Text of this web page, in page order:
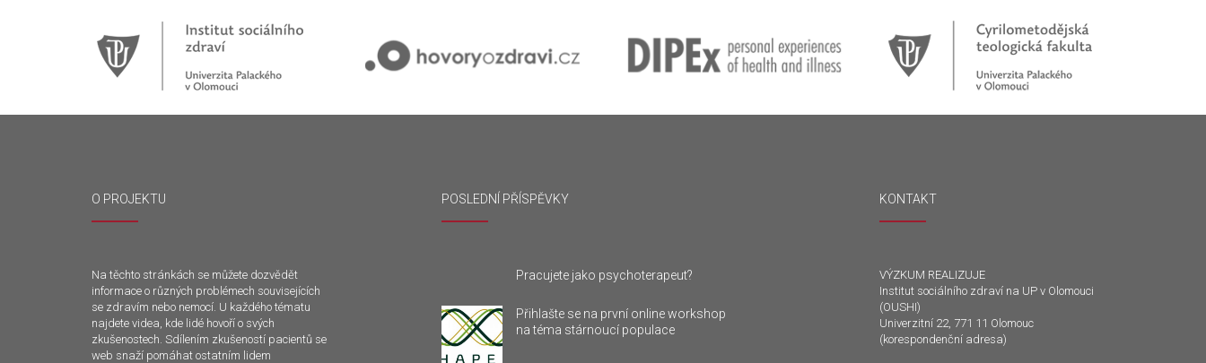
O PROJEKTU
Na těchto stránkách se můžete dozvědět
informace o různých problémech souvisejících
se zdravím nebo nemocí. U každého tématu
najdete videa, kde lidé hovoří o svých
zkušenostech. Sdílením zkušeností pacientů se
web snaží pomáhat ostatním lidem
POSLEDNÍ PŘÍSPĚVKY
Pracujete jako psychoterapeut?
Přihlašte se na první online workshop
na téma stárnoucí populace
KONTAKT
VÝZKUM REALIZUJE
Institut sociálního zdraví na UP v Olomouci
(OUSHI)
Univerzitní 22, 771 11 Olomouc
(korespondenční adresa)